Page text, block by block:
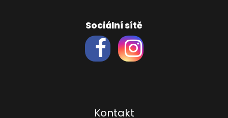
Sociální sítě
Kontakt